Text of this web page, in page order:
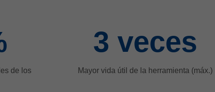
de los
3 veces
Mayor vida útil de la herramienta (máx.)